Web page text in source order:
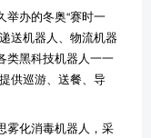
举办的冬奥“赛时一
送机器人、物流机器
类黑科技机器人一一
供巡游、送餐、导
雾化消毒机器人，采